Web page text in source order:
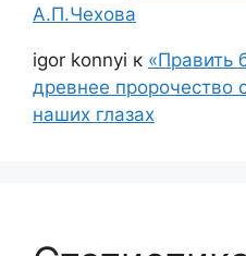
А.П.Чехова
igor konnyi к «Править
древнее пророчество
наших глазах